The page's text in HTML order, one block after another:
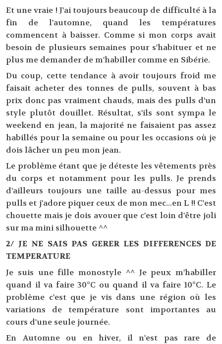
Et une vraie ! J'ai toujours beaucoup de difficulté à la
fin de l'automne, quand les températures
commencent à baisser. Comme si mon corps avait
besoin de plusieurs semaines pour s'habituer et ne
plus me demander de m'habiller comme en Sibérie.
Du coup, cette tendance à avoir toujours froid me
faisait acheter des tonnes de pulls, souvent à bas
prix donc pas vraiment chauds, mais des pulls d'un
style plutôt douillet. Résultat, s'ils sont sympa le
weekend en jean, la majorité ne faisaient pas assez
habillés pour la semaine ou pour les occasions où je
dois lâcher un peu mon jean.
Le problème étant que je déteste les vêtements près
du corps et notamment pour les pulls. Je prends
d'ailleurs toujours une taille au-dessus pour mes
pulls et j'adore piquer ceux de mon mec...en L !! C'est
chouette mais je dois avouer que c'est loin d'être joli
sur ma mini silhouette ^^
2/ JE NE SAIS PAS GERER LES DIFFERENCES DE
TEMPERATURE
Je suis une fille monostyle ^^ Je peux m'habiller
quand il va faire 30°C ou quand il va faire 10°C. Le
problème c'est que je vis dans une région où les
variations de température sont importantes au
cours d'une seule journée.
En Automne ou en hiver, il n'est pas rare de